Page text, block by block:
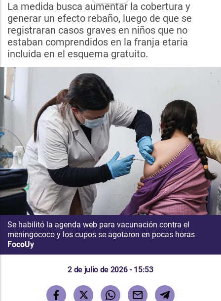
La medida busca aumentar la cobertura y
generar un efecto rebaño, luego de que se
registraran casos graves en niños que no
estaban comprendidos en la franja etaria
incluida en el esquema gratuito.
Se habilitó la agenda web para vacunación contra el
meningococo y los cupos se agotaron en pocas horas
FocoUy
2 de julio de 2026 - 15:53